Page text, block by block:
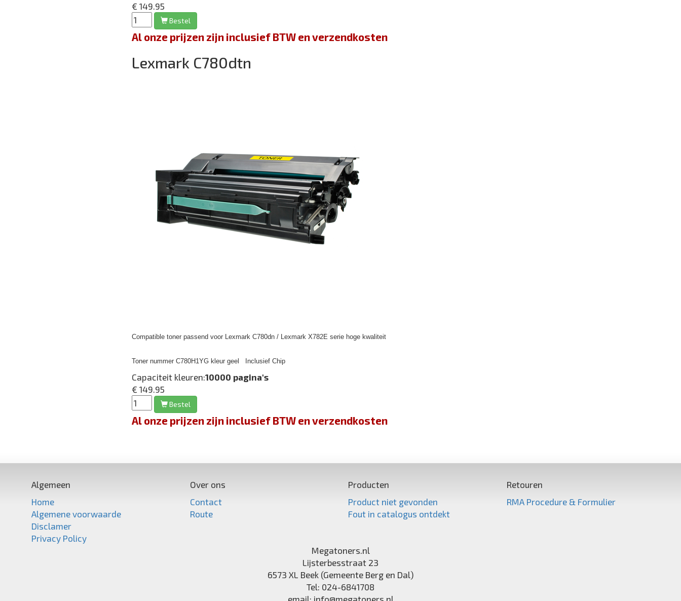
€ 149.95
Bestel
Al onze prijzen zijn inclusief BTW en verzendkosten
Lexmark C780dtn
Compatible toner passend voor Lexmark C780dn / Lexmark X782E serie hoge kwaliteit
Toner nummer C780H1YG kleur geel Inclusief Chip
Capaciteit kleuren:10000 pagina's
€ 149.95
Bestel
Al onze prijzen zijn inclusief BTW en verzendkosten
Algemeen
Home
Algemene voorwaarde
Disclamer
Privacy Policy
Over ons
Contact
Route
Producten
Product niet gevonden
Fout in catalogus ontdekt
Retouren
RMA Procedure & Formulier
Megatoners.nl
Lijsterbesstraat 23
6573 XL Beek (Gemeente Berg en Dal)
Tel: 024-6841708